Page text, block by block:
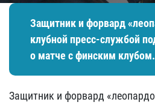
Защитник и форвард
клубной пресс-службой
о матче с финским клубом.
Защитник и форвард